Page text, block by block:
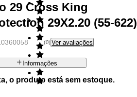
29 Cross King
29X2.20 (55-622)
(0) Ver avaliações
Informações
o produto está sem estoque.